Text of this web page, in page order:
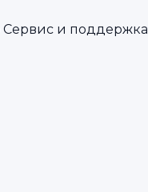
Сервис и поддержка